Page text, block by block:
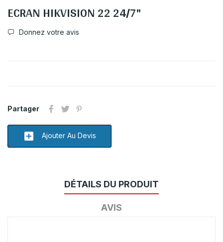
ECRAN HIKVISION 22 24/7"
Donnez votre avis
Partager
add_box Ajouter Au Devis
DÉTAILS DU PRODUIT
AVIS